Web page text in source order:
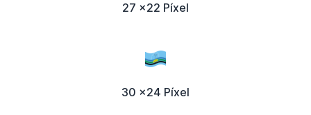
27 x22 Píxel
30 x24 Píxel